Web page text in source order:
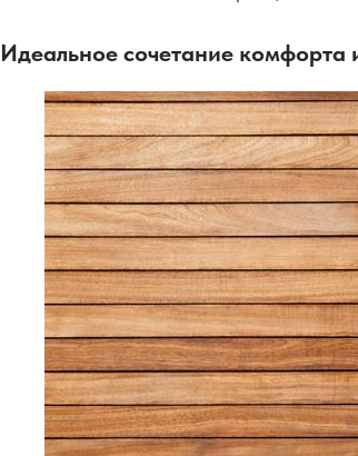
Идеальное сочетание комфорта